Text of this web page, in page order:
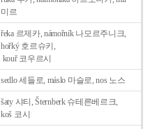
미르
řeka 르제카, námořník 나모르주니크,
hořký 호르슈키,
kouř 코우르시
sedlo 세들로, máslo 마슬로, nos 노스
šaty 샤티, Šternberk 슈테른베르크,
koš 코시